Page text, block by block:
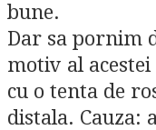
bune.
Dar sa pornim
motiv al
cu o tenta de
distala. Cauza: